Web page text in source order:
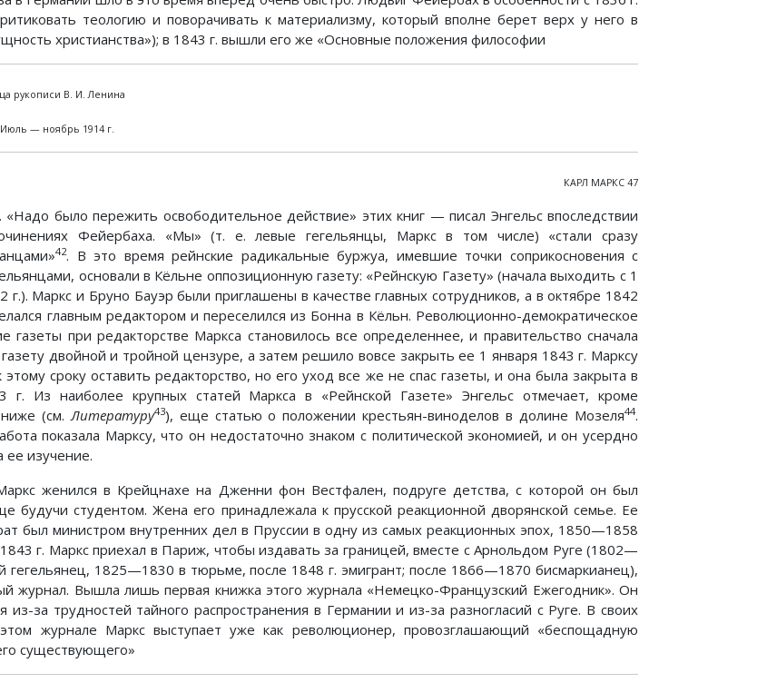
теологию и поворачивать к материализму, который вполне берет верх у него в
христианства»); в 1843 г. вышли его же «Основные положения философии
рукописи В. И. Ленина
— ноябрь 1914 г.
КАРЛ МАРКС 47
«Надо было пережить освободительное действие» этих книг — писал Энгельс впоследствии
Фейербаха. «Мы» (т. е. левые гегельянцы, Маркс в том числе) «стали сразу
42. В это время рейнские радикальные буржуа, имевшие точки соприкосновения с
основали в Кёльне оппозиционную газету: «Рейнскую Газету» (начала выходить с 1
г.). Маркс и Бруно Бауэр были приглашены в качестве главных сотрудников, а в октябре 1842
главным редактором и переселился из Бонна в Кёльн. Революционно-демократическое
газеты при редакторстве Маркса становилось все определеннее, и правительство сначала
двойной и тройной цензуре, а затем решило вовсе закрыть ее 1 января 1843 г. Марксу
сроку оставить редакторство, но его уход все же не спас газеты, и она была закрыта в
г. Из наиболее крупных статей Маркса в «Рейнской Газете» Энгельс отмечает, кроме
(см. Литературу43), еще статью о положении крестьян-виноделов в долине Мозеля44.
показала Марксу, что он недостаточно знаком с политической экономией, и он усердно
ее изучение.
женился в Крейцнахе на Дженни фон Вестфален, подруге детства, с которой он был
будучи студентом. Жена его принадлежала к прусской реакционной дворянской семье. Ее
был министром внутренних дел в Пруссии в одну из самых реакционных эпох, 1850—1858
г. Маркс приехал в Париж, чтобы издавать за границей, вместе с Арнольдом Руге (1802—
гегельянец, 1825—1830 в тюрьме, после 1848 г. эмигрант; после 1866—1870 бисмаркианец),
журнал. Вышла лишь первая книжка этого журнала «Немецко-Французский Ежегодник». Он
из-за трудностей тайного распространения в Германии и из-за разногласий с Руге. В своих
журнале Маркс выступает уже как революционер, провозглашающий «беспощадную
существующего»